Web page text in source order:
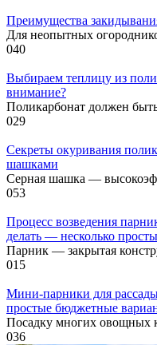
Преимущества
Для неопытных
040
Выбираем теплицу из
внимание?
Поликарбонат должен
029
Секреты окуривания
шашками
Серная шашка —
053
Процесс возведения
делать — несколько
Парник — закрытая
015
Мини-парники для
простые бюджетные
Посадку многих овощных
036